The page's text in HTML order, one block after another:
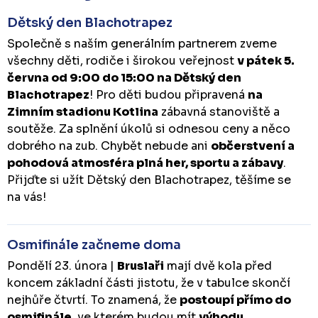
Dětský den Blachotrapez
Společně s naším generálním partnerem zveme
všechny děti, rodiče i širokou veřejnostv pátek 5.
června od 9:00 do 15:00 na Dětský den
Blachotrapez! Pro děti budou připravená na
Zimním stadionu Kotlina zábavná stanoviště a
soutěže. Za splnění úkolů si odnesou ceny a něco
dobrého na zub. Chybět nebude ani občerstvení a
pohodová atmosféra plná her, sportu a zábavy.
Přijďte si užít Dětský den Blachotrapez, těšíme se
na vás!
Osmifinále začneme doma
Pondělí 23. února | Bruslaři mají dvě kola před
koncem základní části jistotu, že v tabulce skončí
nejhůře čtvrtí. To znamená, že postoupí přímo do